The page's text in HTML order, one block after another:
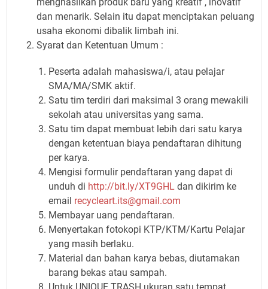
dan menarik. Selain itu dapat menciptakan peluang
usaha ekonomi dibalik limbah ini.
Syarat dan Ketentuan Umum :
Peserta adalah mahasiswa/i, atau pelajar
SMA/MA/SMK aktif.
Satu tim terdiri dari maksimal 3 orang mewakili
sekolah atau universitas yang sama.
Satu tim dapat membuat lebih dari satu karya
dengan ketentuan biaya pendaftaran dihitung
per karya.
Mengisi formulir pendaftaran yang dapat di
unduh di http://bit.ly/XT9GHL dan dikirim ke
email recycleart.its@gmail.com
Membayar uang pendaftaran.
Menyertakan fotokopi KTP/KTM/Kartu Pelajar
yang masih berlaku.
Material dan bahan karya bebas, diutamakan
barang bekas atau sampah.